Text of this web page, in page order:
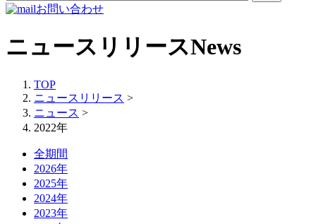
お問い合わせ
ニュースリリースNews
TOP
ニュースリリース >
ニュース >
2022年
全期間
2026年
2025年
2024年
2023年